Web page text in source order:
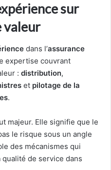
sur
valeur
dans l’assurance
expertise couvrant
: distribution,
et pilotage de la
.
majeur. Elle signifie que le
le risque sous un angle
des mécanismes qui
de service dans